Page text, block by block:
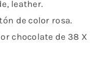
leather.
de color rosa.
chocolate de 38 X